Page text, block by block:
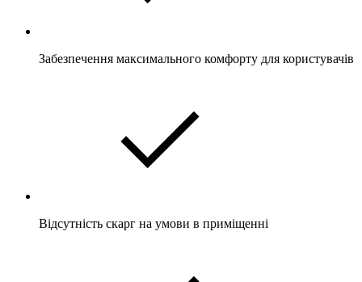
Забезпечення максимального комфорту для користувачів
Відсутність скарг на умови в приміщенні